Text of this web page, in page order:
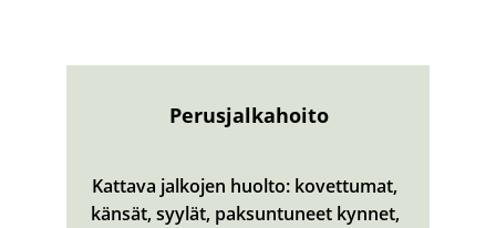
Perusjalkahoito
Kattava jalkojen huolto: kovettumat,
känsät, syylät, paksuntuneet kynnet,